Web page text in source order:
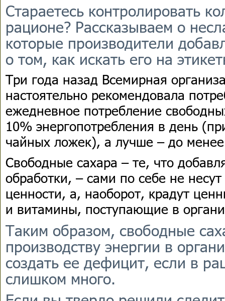
Стараетесь контролировать
рационе? Рассказываем о
которые производители
о том, как искать его на
Три года назад Всемирная
настоятельно рекомендовала
ежедневное потребление
10% энергопотребления в день
чайных ложек), а лучше – до
Свободные сахара – те, что
обработки, – сами по себе не
ценности, а, наоборот, крадут
и витамины, поступающие в
Таким образом, свободные
производству энергии в
создать ее дефицит, если в
слишком много.